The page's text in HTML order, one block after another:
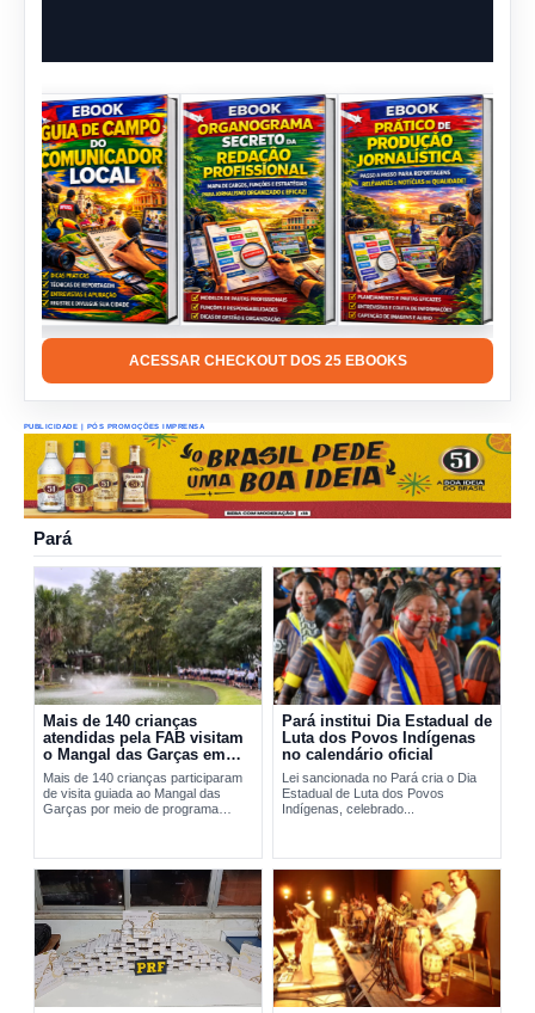
ACESSAR CHECKOUT DOS 25 EBOOKS
PUBLICIDADE | PÓS PROMOÇÕES IMPRENSA
Pará
Mais de 140 crianças
atendidas pela FAB visitam
o Mangal das Garças em
Belém
Mais de 140 crianças participaram
de visita guiada ao Mangal das
Garças por meio de programa
Pará institui Dia Estadual de
Luta dos Povos Indígenas
no calendário oficial
Lei sancionada no Pará cria o Dia
Estadual de Luta dos Povos
Indígenas, celebrado...